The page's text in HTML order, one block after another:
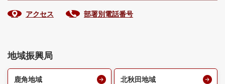
アクセス 部署別電話番号
地域振興局
鹿角地域 北秋田地域